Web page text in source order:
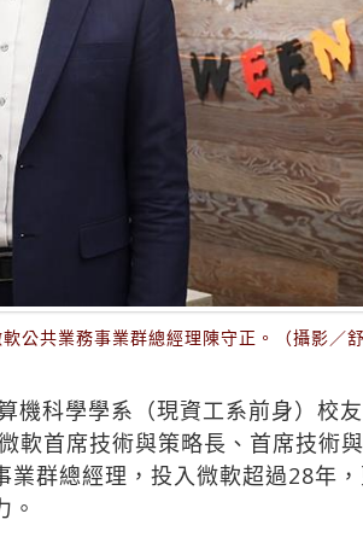
公共業務事業群總經理陳守正。（攝影／舒
機科學學系（現資工系前身）校
軟首席技術與策略長、首席技術
群總經理，投入微軟超過28年
。